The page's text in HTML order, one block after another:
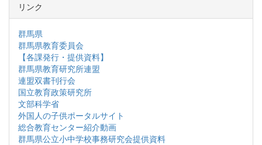
リンク
群馬県
群馬県教育委員会
【各課発行・提供資料】
群馬県教育研究所連盟
連盟双書刊行会
国立教育政策研究所
文部科学省
外国人の子供ポータルサイト
総合教育センター紹介動画
群馬県公立小中学校事務研究会提供資料